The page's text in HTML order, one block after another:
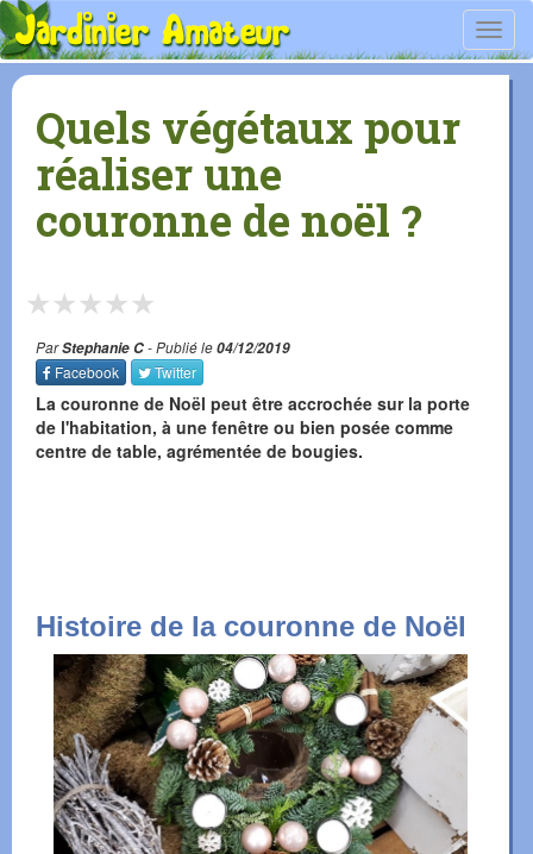
Quels végétaux pour
réaliser une
couronne de noël ?
★
★
★
★
★
ParStephanie C- Publié le04/12/2019
Facebook
Twitter
La couronne de Noël peut être accrochée sur la porte
de l'habitation, à une fenêtre ou bien posée comme
centre de table, agrémentée de bougies.
Histoire de la couronne de Noël